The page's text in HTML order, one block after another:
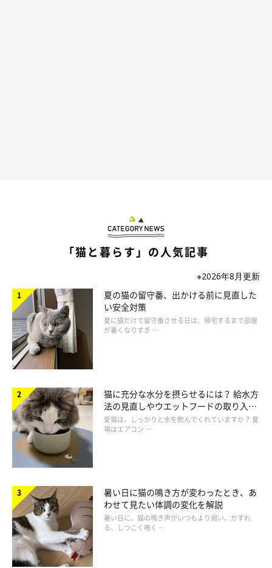
「猫と暮らす」の人気記事
※2026年8月更新
夏の猫の留守番、出かける前に見直した
い安全対策
夏に猫だけで留守番させる日は、帰宅するまで部屋
が暑くなりすぎ …
猫に充分な水分を摂らせるには？ 給水方
法の見直しやウエットフードの取り入れ
方を解説
愛猫は、しっかりと水を飲んでくれていますか？ 夏
場はエアコン …
暑い日に猫の鳴き方が変わったとき、あ
わせて見たい体調の変化を解説
暑い日に、猫の鳴き声がいつもより弱い、かすれ
る、しつこく鳴く …